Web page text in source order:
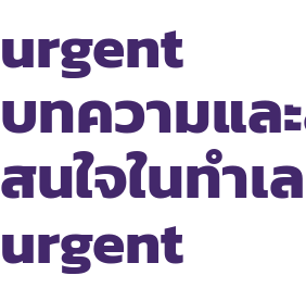
urgent
บทความแล
สนใจในทำเล
urgent